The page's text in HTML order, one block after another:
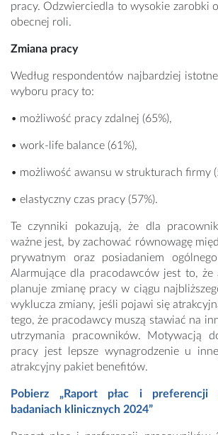
pracy. Odzwierciedla to wysokie zarobki
obecnej roli.
Zmiana pracy
Według respondentów najbardziej
wyboru pracy to:
• możliwość pracy zdalnej (65%),
• work-life balance (61%),
• możliwość awansu w strukturach firmy
• elastyczny czas pracy (57%).
Te czynniki pokazują, że dla
ważne jest, by zachować równowagę
prywatnym oraz posiadaniem
Alarmujące dla pracodawców jest to, że
planuje zmianę pracy w ciągu
wyklucza zmiany, jeśli pojawi się
tego, że pracodawcy muszą stawiać na
utrzymania pracowników. Motywacją
pracy jest lepsze wynagrodzenie u
atrakcyjny pakiet benefitów.
Pobierz „Raport płac i preferencji
badaniach klinicznych 2024”